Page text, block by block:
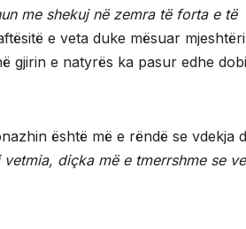
me shekuj në zemra të forta e të
e veta duke mësuar
gjirin e natyrës ka pasur edhe
është më e rëndë se vdekja
vetmia, diçka më e tmerrshme se